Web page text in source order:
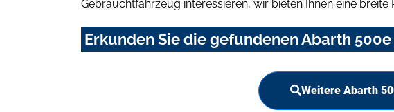
Gebrauchtfahrzeug interessieren, wir bieten Ihnen eine breite
Erkunden Sie die gefundenen Abarth
Weitere Abarth